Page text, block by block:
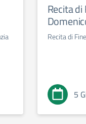
Recita
Recita di
5